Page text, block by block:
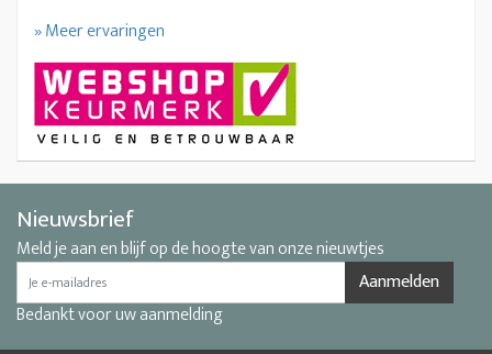
» Meer ervaringen
Nieuwsbrief
Meld je aan en blijf op de hoogte van onze nieuwtjes
Aanmelden
Bedankt voor uw aanmelding